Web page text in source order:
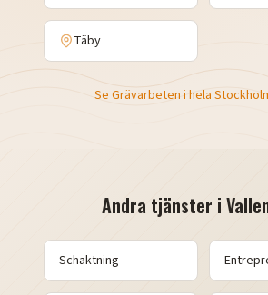
Täby
Se Grävarbeten i hela
Andra tjänster i
Schaktning